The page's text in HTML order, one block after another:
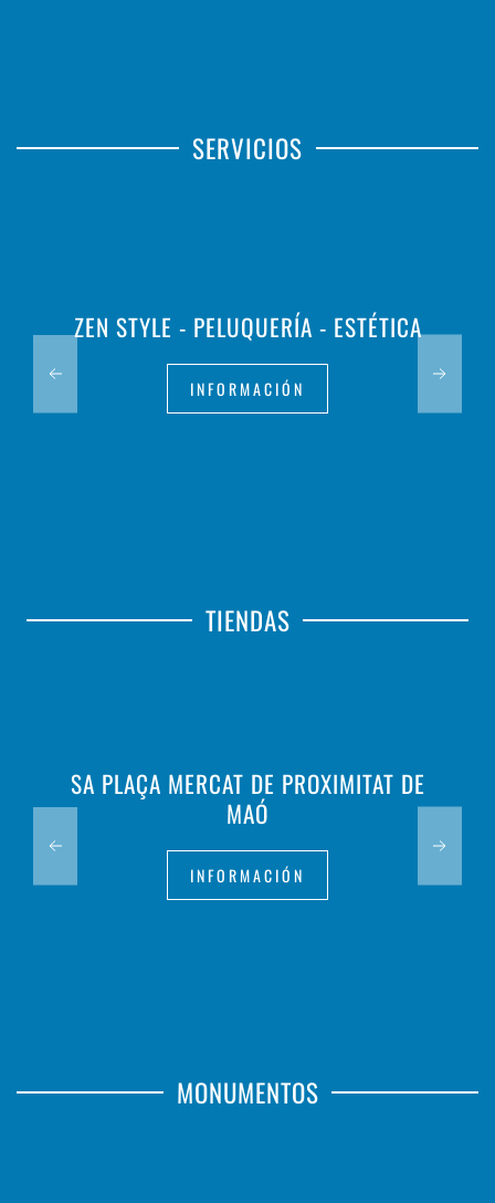
SERVICIOS
ZEN STYLE - PELUQUERÍA - ESTÉTICA
INFORMACIÓN
TIENDAS
SA PLAÇA MERCAT DE PROXIMITAT DE
MAÓ
INFORMACIÓN
MONUMENTOS